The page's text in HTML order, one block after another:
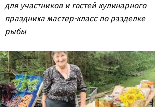
для участников и гостей кулинарного
праздника мастер-класс по разделке
рыбы